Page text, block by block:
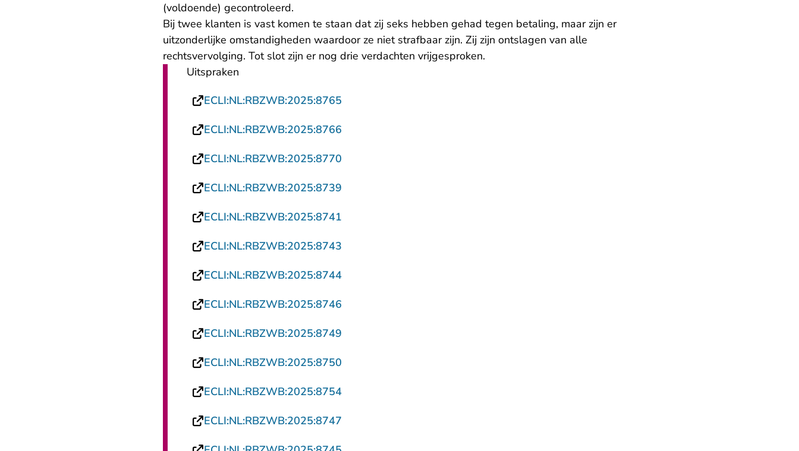
(voldoende) gecontroleerd.
Bij twee klanten is vast komen te staan dat zij seks hebben gehad tegen betaling, maar zijn er
uitzonderlijke omstandigheden waardoor ze niet strafbaar zijn. Zij zijn ontslagen van alle
rechtsvervolging. Tot slot zijn er nog drie verdachten vrijgesproken.
Uitspraken
ECLI:NL:RBZWB:2025:8765
ECLI:NL:RBZWB:2025:8766
ECLI:NL:RBZWB:2025:8770
ECLI:NL:RBZWB:2025:8739
ECLI:NL:RBZWB:2025:8741
ECLI:NL:RBZWB:2025:8743
ECLI:NL:RBZWB:2025:8744- U verlaat Rechtspraak.nl
ECLI:NL:RBZWB:2025:8746
ECLI:NL:RBZWB:2025:8749
ECLI:NL:RBZWB:2025:8750
ECLI:NL:RBZWB:2025:8754- U verlaat Rechtspraak.nl
ECLI:NL:RBZWB:2025:8747